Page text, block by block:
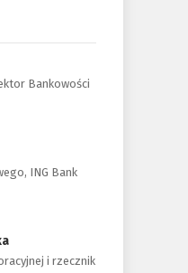
Bankowości
ING Bank
i rzecznik